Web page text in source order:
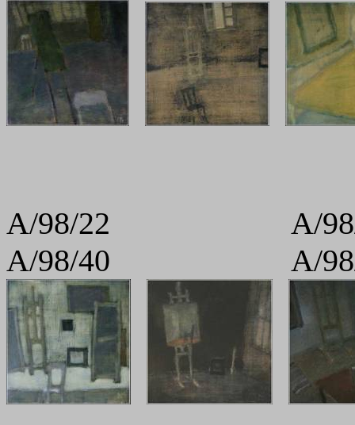
A/98/22
A/98/40 A/